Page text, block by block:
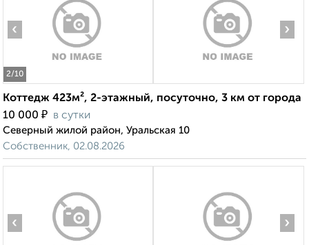
2/10
‹ ›
Коттедж 423м², 2-этажный, посуточно, 3 км от города
10 000 ₽ в сутки
Северный жилой район, Уральская 10
Собственник, 02.08.2026
‹ ›